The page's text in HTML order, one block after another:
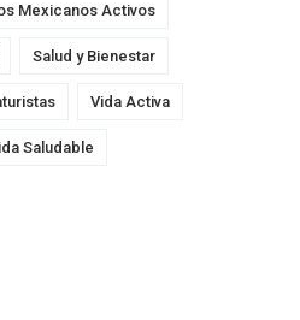
Mexicanos Activos
Salud y Bienestar
Vida Activa
Saludable